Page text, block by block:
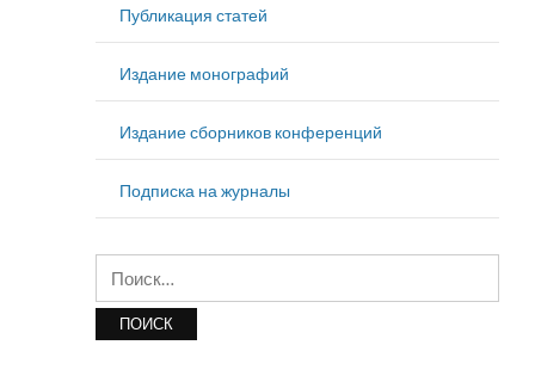
Публикация статей
Издание монографий
Издание сборников конференций
Подписка на журналы